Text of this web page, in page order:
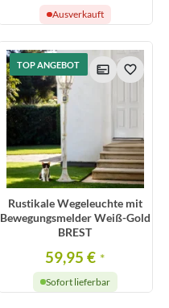
Ausverkauft
TOP ANGEBOT
Rustikale Wegeleuchte mit
Bewegungsmelder Weiß-Gold
BREST
59,95 € *
Sofort lieferbar